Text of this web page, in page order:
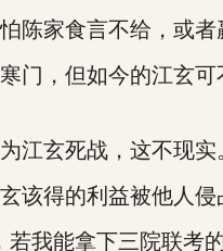
家食言不给，或者
，但如今的江玄可
玄死战，这不现实
得的利益被他人侵
能拿下三院联考的